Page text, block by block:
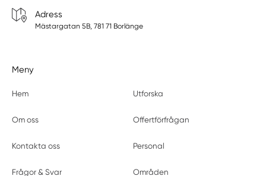
Adress
Mästargatan 5B, 781 71 Borlänge
Meny
Hem Utforska
Om oss Offertförfrågan
Kontakta oss Personal
Frågor & Svar Områden